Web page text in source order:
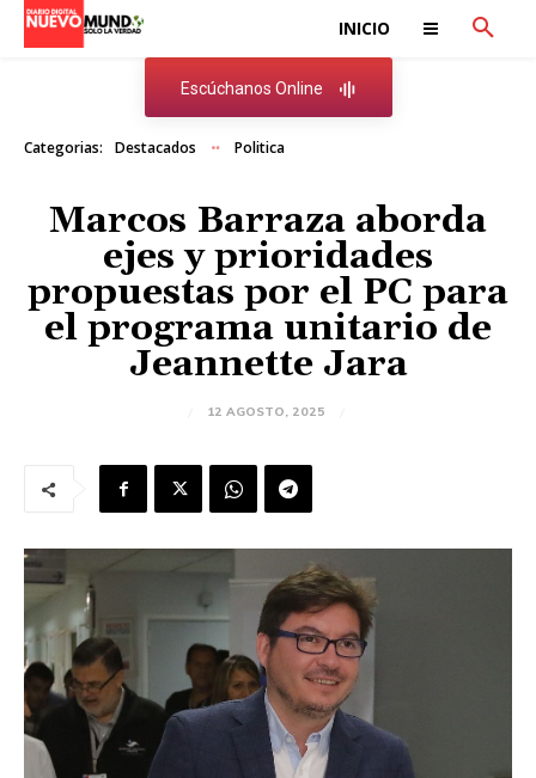
INICIO
Escúchanos Online
Categorias: Destacados Politica
Marcos Barraza aborda
ejes y prioridades
propuestas por el PC para
el programa unitario de
Jeannette Jara
12 AGOSTO, 2025